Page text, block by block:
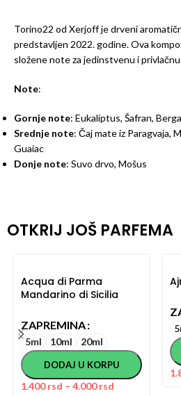
Torino22 od Xerjoff je drveni
predstavljen 2022. godine. Ova
složene note za jedinstvenu i
Note:
Gornje note: Eukaliptus, Šafran,
Srednje note: Čaj mate iz Paragvaja,
Guaiac
Donje note: Suvo drvo, Mošus
OTKRIJ JOŠ PARFEMA
Acqua di Parma
Mandarino di Sicilia
ZAPREMINA
5ml 10ml 20ml
DODAJ U KORPU
1.400rsd – 4.000rsd